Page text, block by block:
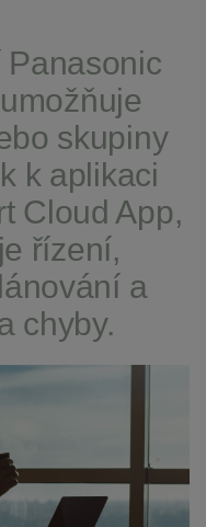
skupiny
k aplikaci
Cloud App,
řízení,
a
chyby.